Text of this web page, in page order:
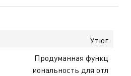
Утюг
Продуманная функц
иональность для отл